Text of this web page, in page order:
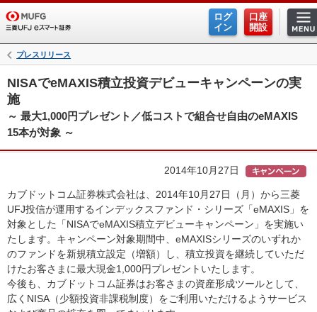
ログ
イン
口座
開設
プレスリリース
NISAでeMAXIS積立投資デビューキャンペーンの実
施
～ 最大1,000円プレゼント／低コストで組合せ自由のeMAXIS
15本が対象 ～
2014年10月27日
カブドットコム証券株式会社は、2014年10月27日（月）から三菱
UFJ投信が運用するインデックスファンド・シリーズ「eMAXIS」を
対象とした「NISAでeMAXIS積立デビューキャンペーン」を実施い
たします。キャンペーン対象期間中、eMAXISシリーズのいずれか
のファンドを新規積立設定（増額）し、積立投資を継続していただ
けたお客さまに最大現金1,000円プレゼントいたします。
今後も、カブドットコム証券はお客さまの資産形成ツールとして、
広くNISA（少額投資非課税制度）をご利用いただけるようサービス